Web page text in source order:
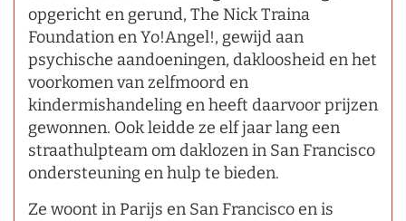
opgericht en gerund, The Nick Traina
Foundation en Yo!Angel!, gewijd aan
psychische aandoeningen, dakloosheid en het
voorkomen van zelfmoord en
kindermishandeling en heeft daarvoor prijzen
gewonnen. Ook leidde ze elf jaar lang een
straathulpteam om daklozen in San Francisco
ondersteuning en hulp te bieden.
Ze woont in Parijs en San Francisco en is